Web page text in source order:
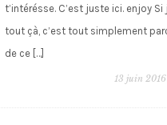
t’intérésse. C’est juste ici. enjoy
tout çà, c’est tout simplement
de ce […]
13 juin